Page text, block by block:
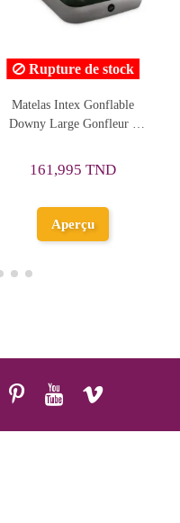
Rupture de stock
Matelas Intex Gonflable
Downy Large Gonfleur à
Aperçu